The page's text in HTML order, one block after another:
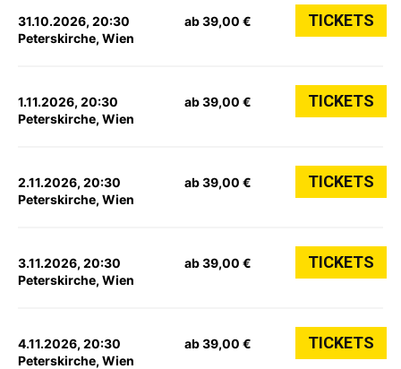
31.10.2026, 20:30
Peterskirche, Wien
ab 39,00 € TICKETS
1.11.2026, 20:30
Peterskirche, Wien
ab 39,00 € TICKETS
2.11.2026, 20:30
Peterskirche, Wien
ab 39,00 € TICKETS
3.11.2026, 20:30
Peterskirche, Wien
ab 39,00 € TICKETS
4.11.2026, 20:30
Peterskirche, Wien
ab 39,00 € TICKETS